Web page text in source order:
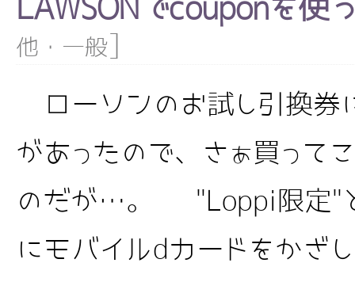
LAWSONでcouponを使
他・一般
ローソンのお試し引換券
があったので、さぁ買って
のだが…。 "Loppi限定"
にモバイルdカードをかざ